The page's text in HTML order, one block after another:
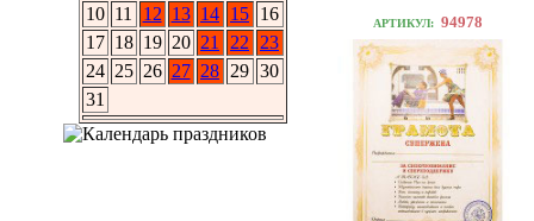
10 11 12 13 14 15 16
17 18 19 20 21 22
23
24 25 26 27 28 29 30
31
АРТИКУЛ: 94978